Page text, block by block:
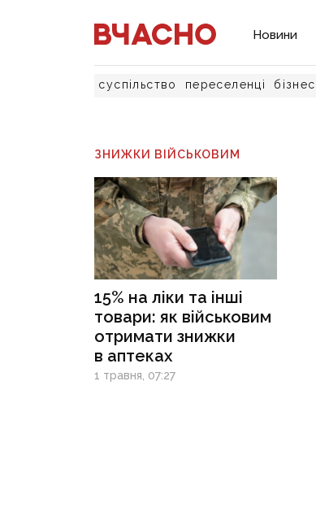
Новини
суспільство переселенці бізнес
ЗНИЖКИ ВІЙСЬКОВИМ
15% на ліки та інші
товари: як військовим
отримати знижки
в аптеках
1 травня, 07:27